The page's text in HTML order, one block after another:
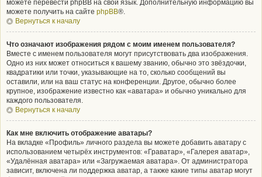
можете перевести phpBB на свой язык. Дополнительную информацию вы
можете получить на сайте phpBB®.
Вернуться к началу
Что означают изображения рядом с моим именем пользователя?
Вместе с именем пользователя могут присутствовать два изображения.
Одно из них может относиться к вашему званию, обычно это звёздочки,
квадратики или точки, указывающие на то, сколько сообщений вы
оставили, или на ваш статус на конференции. Другое, обычно более
крупное, изображение известно как «аватара» и обычно уникально для
каждого пользователя.
Вернуться к началу
Как мне включить отображение аватары?
На вкладке «Профиль» личного раздела вы можете добавить аватару с
использованием четырёх инструментов: «Граватар», «Галерея аватар»,
«Удалённая аватара» или «Загружаемая аватара». От администратора
зависит, включена ли поддержка аватар, а также какие типы аватар могут